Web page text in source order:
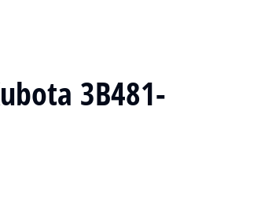
3B481-